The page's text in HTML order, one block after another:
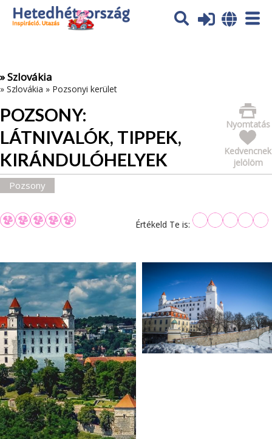
Az oldal sütiket (cookies) használ. További tájékoztatás itt:
Adatvédelmi tájékoztató
» Szlovákia
» Szlovákia » Pozsonyi kerület
POZSONY:
LÁTNIVALÓK, TIPPEK,
KIRÁNDULÓHELYEK
Nyomtatás
Kedvencnek
jelölöm
Pozsony
Értékeld Te is: